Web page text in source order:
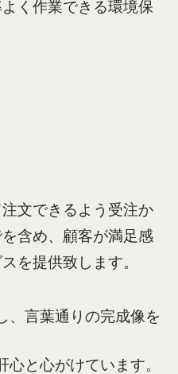
く作業できる環境保
文できるよう受注か
含め、顧客が満足感
を提供致します。
、言葉通りの完成像を
心と心がけています。